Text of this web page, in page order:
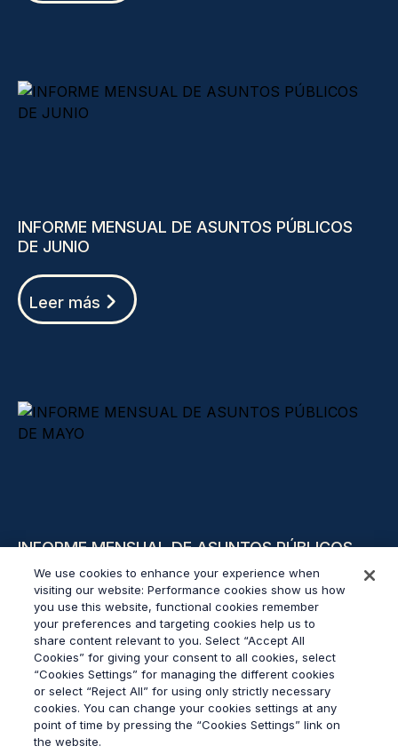
INFORME MENSUAL DE ASUNTOS PÚBLICOS
DE JUNIO
Leer más
INFORME MENSUAL DE ASUNTOS PÚBLICOS
DE MAYO
Leer más
© 2026Grayling
Ley contra la esclavitud moderna
We use cookies to enhance your experience when
visiting our website: Performance cookies show us how
you use this website, functional cookies remember
your preferences and targeting cookies help us to
share content relevant to you. Select “Accept All
Cookies” for giving your consent to all cookies, select
“Cookies Settings” for managing the different cookies
or select “Reject All” for using only strictly necessary
cookies. You can change your cookies settings at any
point of time by pressing the “Cookies Settings” link on
the website.